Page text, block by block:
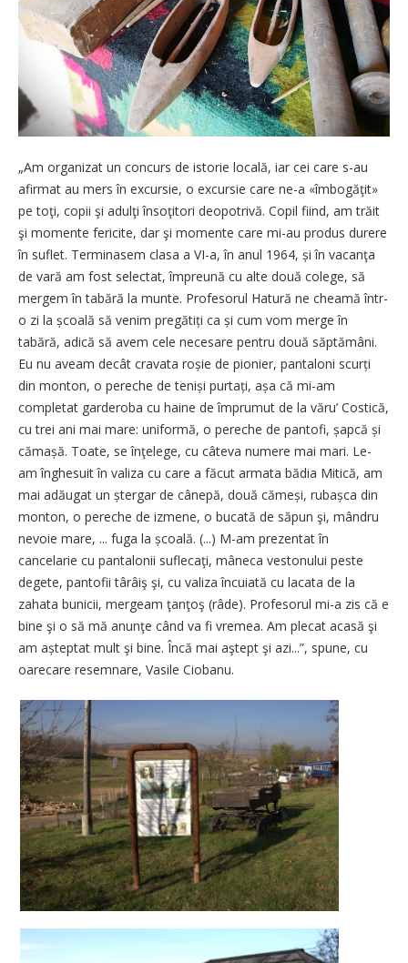
„Am organizat un concurs de istorie locală, iar cei care s-au
afirmat au mers în excursie, o excursie care ne-a «îmbogăţit»
pe toţi, copii şi adulţi însoţitori deopotrivă. Copil fiind, am trăit
şi momente fericite, dar şi momente care mi-au produs durere
în suflet. Terminasem clasa a VI-a, în anul 1964, și în vacanţa
de vară am fost selectat, împreună cu alte două colege, să
mergem în tabără la munte. Profesorul Hatură ne cheamă într-
o zi la școală să venim pregătiți ca și cum vom merge în
tabără, adică să avem cele necesare pentru două săptămâni.
Eu nu aveam decât cravata roșie de pionier, pantaloni scurți
din monton, o pereche de teniși purtați, așa că mi-am
completat garderoba cu haine de împrumut de la văru’ Costică,
cu trei ani mai mare: uniformă, o pereche de pantofi, șapcă și
cămașă. Toate, se înţelege, cu câteva numere mai mari. Le-
am înghesuit în valiza cu care a făcut armata bădia Mitică, am
mai adăugat un ștergar de cânepă, două cămeși, rubașca din
monton, o pereche de izmene, o bucată de săpun şi, mândru
nevoie mare, ... fuga la școală. (...) M-am prezentat în
cancelarie cu pantalonii suflecaţi, mâneca vestonului peste
degete, pantofii târâiş şi, cu valiza încuiată cu lacata de la
zahata bunicii, mergeam ţanţoş (râde). Profesorul mi-a zis că e
bine şi o să mă anunţe când va fi vremea. Am plecat acasă şi
am așteptat mult şi bine. Încă mai aştept şi azi...”, spune, cu
oarecare resemnare, Vasile Ciobanu.